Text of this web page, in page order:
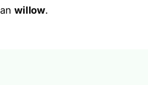
willow.